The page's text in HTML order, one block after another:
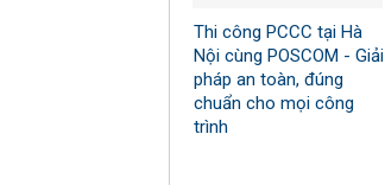
Thi công PCCC tại Hà
Nội cùng POSCOM - Giải
pháp an toàn, đúng
chuẩn cho mọi công
trình